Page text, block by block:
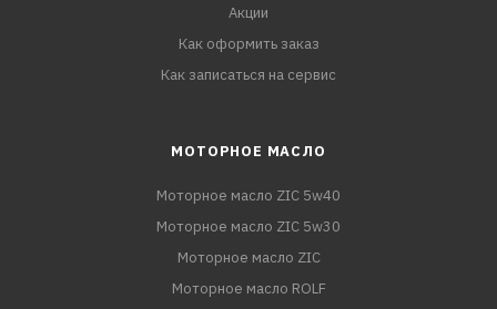
Акции
Как оформить заказ
Как записаться на сервис
МОТОРНОЕ МАСЛО
Моторное масло ZIC 5w40
Моторное масло ZIC 5w30
Моторное масло ZIC
Моторное масло ROLF